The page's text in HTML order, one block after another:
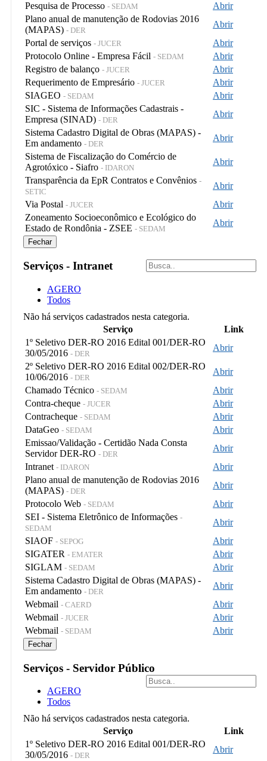
Pesquisa de Processo - SEDAM
Abrir
Plano anual de manutenção de Rodovias 2016
(MAPAS) - DER
Abrir
Portal de serviços - JUCER
Abrir
Protocolo Online - Empresa Fácil - SEDAM
Abrir
Registro de balanço - JUCER
Abrir
Requerimento de Empresário - JUCER
Abrir
SIAGEO - SEDAM
Abrir
SIC - Sistema de Informações Cadastrais -
Empresa (SINAD) - DER
Abrir
Sistema Cadastro Digital de Obras (MAPAS) -
Em andamento - DER
Abrir
Sistema de Fiscalização do Comércio de
Agrotóxico - Siafro - IDARON
Abrir
Transparência da EpR Contratos e Convênios -
SETIC
Abrir
Via Postal - JUCER
Abrir
Zoneamento Socioeconômico e Ecológico do
Estado de Rondônia - ZSEE - SEDAM
Abrir
Fechar
Serviços - Intranet
AGERO
Todos
Não há serviços cadastrados nesta categoria.
Serviço
Link
1º Seletivo DER-RO 2016 Edital 001/DER-RO
30/05/2016 - DER
Abrir
2º Seletivo DER-RO 2016 Edital 002/DER-RO
10/06/2016 - DER
Abrir
Chamado Técnico - SEDAM
Abrir
Contra-cheque - JUCER
Abrir
Contracheque - SEDAM
Abrir
DataGeo - SEDAM
Abrir
Emissao/Validação - Certidão Nada Consta
Servidor DER-RO - DER
Abrir
Intranet - IDARON
Abrir
Plano anual de manutenção de Rodovias 2016
(MAPAS) - DER
Abrir
Protocolo Web - SEDAM
Abrir
SEI - Sistema Eletrônico de Informações -
SEDAM
Abrir
SIAOF - SEPOG
Abrir
SIGATER - EMATER
Abrir
SIGLAM - SEDAM
Abrir
Sistema Cadastro Digital de Obras (MAPAS) -
Em andamento - DER
Abrir
Webmail - CAERD
Abrir
Webmail - JUCER
Abrir
Webmail - SEDAM Abrir
Fechar
Serviços - Servidor Público
AGERO
Todos
Não há serviços cadastrados nesta categoria.
Serviço
Link
1º Seletivo DER-RO 2016 Edital 001/DER-RO
30/05/2016 - DER
Abrir